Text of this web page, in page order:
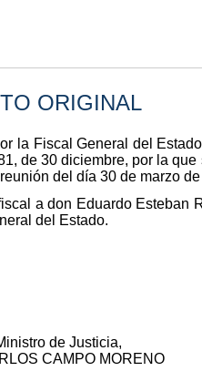
ORIGINAL
la Fiscal General del
de 30 diciembre, por la
del día 30 de marzo
a don Eduardo Esteban
del Estado.
de Justicia,
CAMPO MORENO